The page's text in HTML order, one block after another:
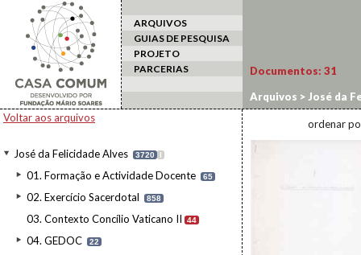
ARQUIVOS
GUIAS DE PESQUISA
PROJETO
PARCERIAS
Voltar aos arquivos
José da Felicidade Alves 3720 I
01. Formação e Actividade Docente 65
02. Exercício Sacerdotal 858
03. Contexto Concílio Vaticano II 44
04. GEDOC 22
Documentos: 31
Arquivos > José da
11.1.2. Roteiro,
ordenar